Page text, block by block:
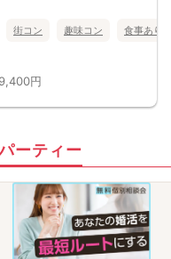
街コン 趣味コン 食事あり
9,400円
ーティー